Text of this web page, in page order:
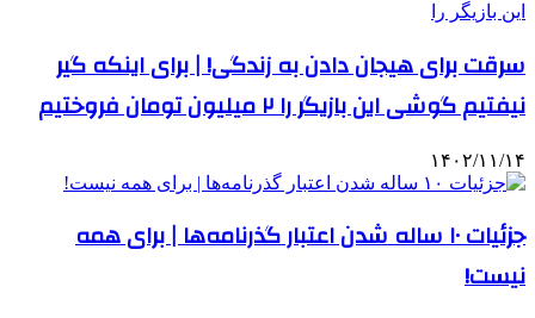
سرقت برای هیجان دادن به زندگی! | برای اینکه گیر
نیفتیم گوشی این بازیگر را ۲ میلیون تومان فروختیم
۱۴۰۲/۱۱/۱۴
جزئیات ۱۰ ساله شدن اعتبار گذرنامه‌ها | برای همه
نیست!